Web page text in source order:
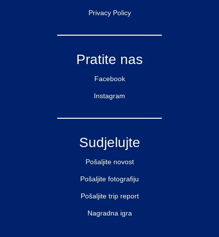
Privacy Policy
Pratite nas
Facebook
Instagram
Sudjelujte
Pošaljite novost
Pošaljite fotografiju
Pošaljite trip report
Nagradna igra